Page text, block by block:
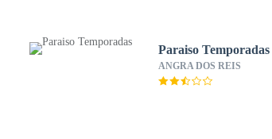
Paraiso Temporadas
ANGRA DOS REIS